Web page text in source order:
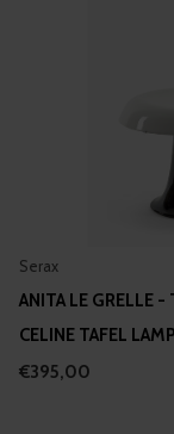
Serax
ANITA LE GRELLE -
CELINE TAFEL
€395,00